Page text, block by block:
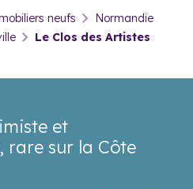
neufs
Normandie
Le Clos des Artistes
et
rare sur la Côte